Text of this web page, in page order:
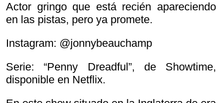
Actor gringo que está recién apareciendo
en las pistas, pero ya promete.
Instagram: @jonnybeauchamp
Serie: “Penny Dreadful”, de Showtime,
disponible en Netflix.